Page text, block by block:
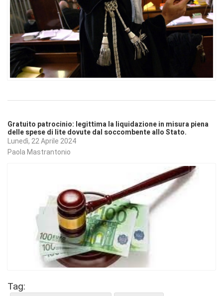
Gratuito patrocinio: legittima la liquidazione in misura piena
delle spese di lite dovute dal soccombente allo Stato.
Lunedì, 22 Aprile 2024
Paola Mastrantonio
Tag: